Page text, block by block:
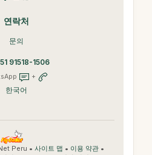
연락처
문의
91518-1506
+
한국어
Peru •사이트 맵 • 이용 약관 •